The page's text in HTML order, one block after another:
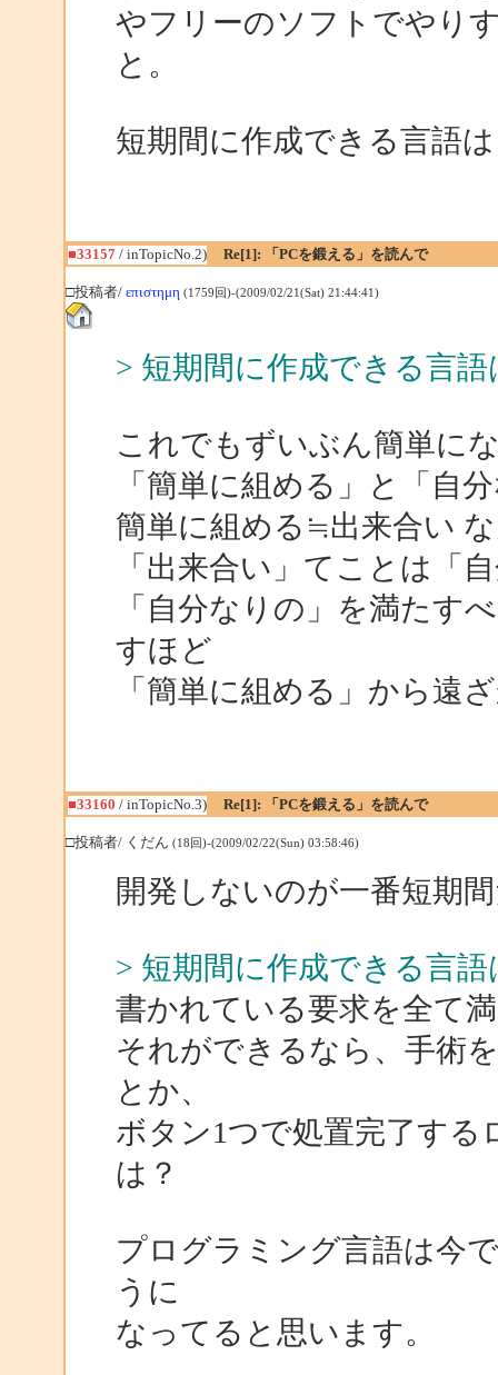
やフリーのソフトでやり
と。
短期間に作成できる言語
■33157/ inTopicNo.2) Re[1]: 「PCを鍛える」を読んで
□投稿者/ επιστημη (1759回)-(2009/02/21(Sat) 21:44:41)
> 短期間に作成できる言
これでもずいぶん簡単に
「簡単に組める」と「自
簡単に組める≒出来合い
「出来合い」てことは「
「自分なりの」を満たす
すほど
「簡単に組める」から遠
■33160 / inTopicNo.3) Re[1]: 「PCを鍛える」を読んで
□投稿者/ くだん (18回)-(2009/02/22(Sun) 03:58:46)
開発しないのが一番短期
> 短期間に作成できる言
書かれている要求を全て
それができるなら、手術
とか、
ボタン1つで処置完了す
は？
プログラミング言語は今
うに
なってると思います。